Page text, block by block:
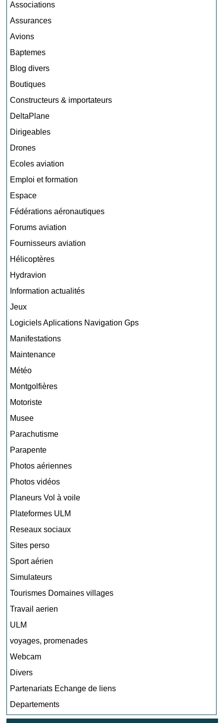
Associations
Assurances
Avions
Baptemes
Blog divers
Boutiques
Constructeurs & importateurs
DeltaPlane
Dirigeables
Drones
Ecoles aviation
Emploi et formation
Espace
Fédérations aéronautiques
Forums aviation
Fournisseurs aviation
Hélicoptères
Hydravion
Information actualités
Jeux
Logiciels Aplications Navigation Gps
Manifestations
Maintenance
Météo
Montgolfières
Motoriste
Musee
Parachutisme
Parapente
Photos aériennes
Photos vidéos
Planeurs Vol à voile
Plateformes ULM
Reseaux sociaux
Sites perso
Sport aérien
Simulateurs
Tourismes Domaines villages
Travail aerien
ULM
voyages, promenades
Webcam
Divers
Partenariats Echange de liens
Departements